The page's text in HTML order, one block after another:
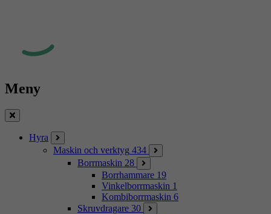
Meny
Stäng
Hyra
Maskin och verktyg 434
Borrmaskin 28
Borrhammare 19
Vinkelborrmaskin 1
Kombiborrmaskin 6
Skruvdragare 30